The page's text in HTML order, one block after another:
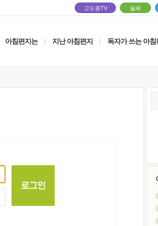
고도원TV 솔패
아침편지는 지난 아침편지 독자가 쓰는 아침